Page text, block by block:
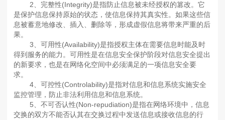
2、完整性(Integrity)是指防止信息被未经授权的篡改。它
是保护信息保持原始的状态，使信息保持其真实性。如果这些信
息被蓄意地修改、插入、删除等，形成虚假信息将带来严重的后
果。
3、可用性(Availability)是指授权主体在需要信息时能及时
得到服务的能力。可用性是在信息安全保护阶段对信息安全提出
的新要求，也是在网络化空间中必须满足的一项信息安全要
求。
4、可控性(Controlability)是指对信息和信息系统实施安全
监控管理，防止非法利用信息和信息系统。
5、不可否认性(Non-repudiation)是指在网络环境中，信息
交换的双方不能否认其在交换过程中发送信息或接收信息的行